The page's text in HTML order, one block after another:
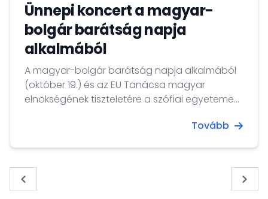
Ünnepi koncert a magyar-
bolgár barátság napja
alkalmából
A magyar-bolgár barátság napja alkalmából
(október 19.) és az EU Tanácsa magyar
elnökségének tiszteletére a szófiai egyetemen
Tovább
« Previous Next